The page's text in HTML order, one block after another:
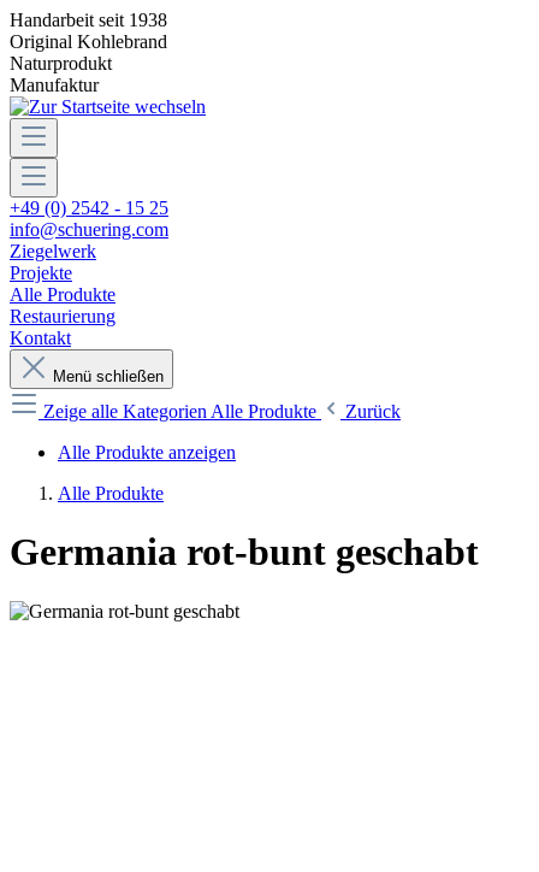
Handarbeit seit 1938
Original Kohlebrand
Naturprodukt
Manufaktur
+49 (0) 2542 - 15 25
info@schuering.com
Ziegelwerk
Projekte
Alle Produkte
Restaurierung
Kontakt
Menü schließen
Zeige alle Kategorien Alle Produkte
Zurück
Alle Produkte anzeigen
Alle Produkte
Germania rot-bunt geschabt